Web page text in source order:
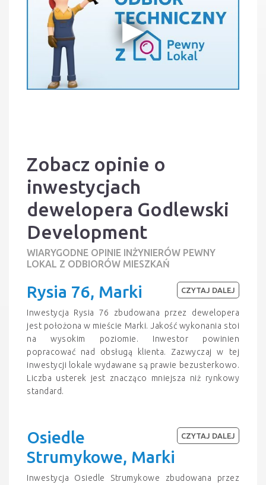
Zobacz opinie o
inwestycjach
dewelopera Godlewski
Development
WIARYGODNE OPINIE INŻYNIERÓW PEWNY
LOKAL Z ODBIORÓW MIESZKAŃ
Rysia 76, Marki
Inwestycja Rysia 76 zbudowana przez dewelopera
jest położona w mieście Marki. Jakość wykonania stoi
na wysokim poziomie. Inwestor powinien
popracować nad obsługą klienta. Zazwyczaj w tej
inwestycji lokale wydawane są prawie bezusterkowo.
Liczba usterek jest znacząco mniejsza niż rynkowy
standard.
CZYTAJ DALEJ
Osiedle
Strumykowe, Marki
Inwestycja Osiedle Strumykowe zbudowana przez
CZYTAJ DALEJ